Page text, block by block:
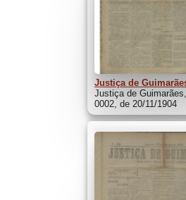
Justiça de
Justiça de
0002, de 20/11/1904